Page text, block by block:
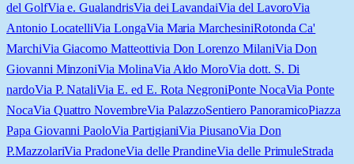
del GolfVia e. GualandrisVia dei LavandaiVia del LavoroVia
Antonio LocatelliVia LongaVia Maria MarchesiniRotonda Ca'
MarchiVia Giacomo Matteottivia Don Lorenzo MilaniVia Don
Giovanni MinzoniVia MolinaVia Aldo MoroVia dott. S. Di
nardoVia P. NataliVia E. ed E. Rota NegroniPonte NocaVia Ponte
NocaVia Quattro NovembreVia PalazzoSentiero PanoramicoPiazza
Papa Giovanni PaoloVia PartigianiVia PiusanoVia Don
P.MazzolariVia PradoneVia delle PrandineVia delle PrimuleStrada